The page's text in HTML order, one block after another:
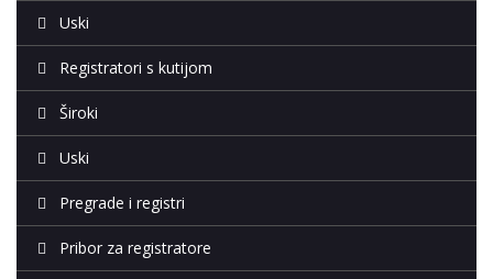
Uski
Registratori s kutijom
Široki
Uski
Pregrade i registri
Pribor za registratore